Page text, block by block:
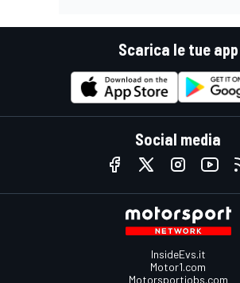
Scarica le tue app
Social media
InsideEvs.it
Motor1.com
Motorsportjobs.com